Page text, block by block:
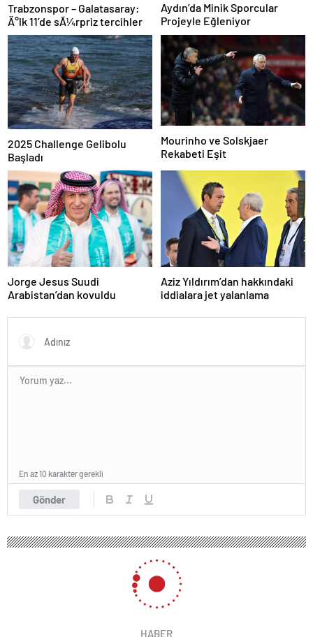
Trabzonspor – Galatasaray:
Ä°lk 11’de sÃ¼rpriz tercihler
Aydın’da Minik Sporcular
Projeyle Eğleniyor
2025 Challenge Gelibolu
Başladı
Mourinho ve Solskjaer
Rekabeti Eşit
Jorge Jesus Suudi
Arabistan’dan kovuldu
Aziz Yıldırım’dan hakkındaki
iddialara jet yalanlama
Gönder
En az 10 karakter gerekli
HABER